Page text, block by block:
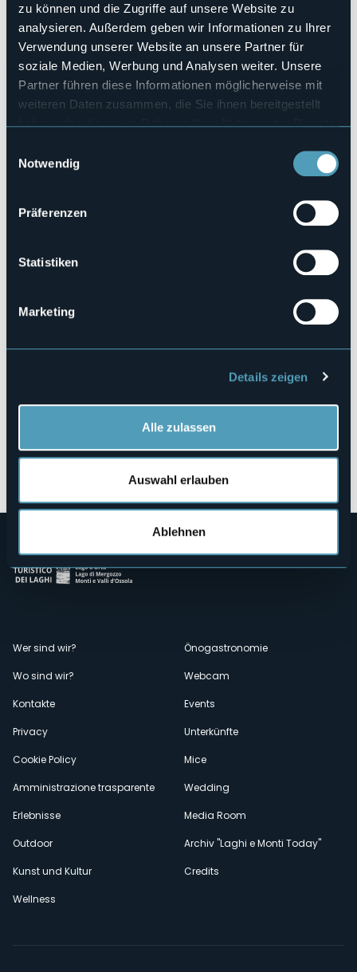
zu können und die Zugriffe auf unsere Website zu
analysieren. Außerdem geben wir Informationen zu Ihrer
Verwendung unserer Website an unsere Partner für
soziale Medien, Werbung und Analysen weiter. Unsere
Partner führen diese Informationen möglicherweise mit
weiteren Daten zusammen, die Sie ihnen bereitgestellt
haben oder die sie im Rahmen Ihrer Nutzung der Dienste
Notwendig
Präferenzen
Statistiken
Marketing
Details zeigen
Alle zulassen
Auswahl erlauben
Ablehnen
Veranstaltungsmanager
Grotta di Babbo Natale
Veranstaltungsort
P.zza XXIV Maggio
Telefon
+39 3480120346 (WhatsApp) oppure +39 0323 497349 (da
lun a ven dalle 9.00 alle 18.00)
info@grottadibabbonatale.it
https://www.grottadibabbonatale.it/natale-2023-case-di-
babbo-natale-originali-g…
Öffnen Sie die Karte
Menù
secondario
Wer sind wir?
Wo sind wir?
Kontakte
Privacy
Cookie Policy
Amministrazione trasparente
Erlebnisse
Outdoor
Kunst und Kultur
Wellness
Önogastronomie
Webcam
Events
Unterkünfte
Mice
Wedding
Media Room
Archiv "Laghi e Monti Today"
Credits